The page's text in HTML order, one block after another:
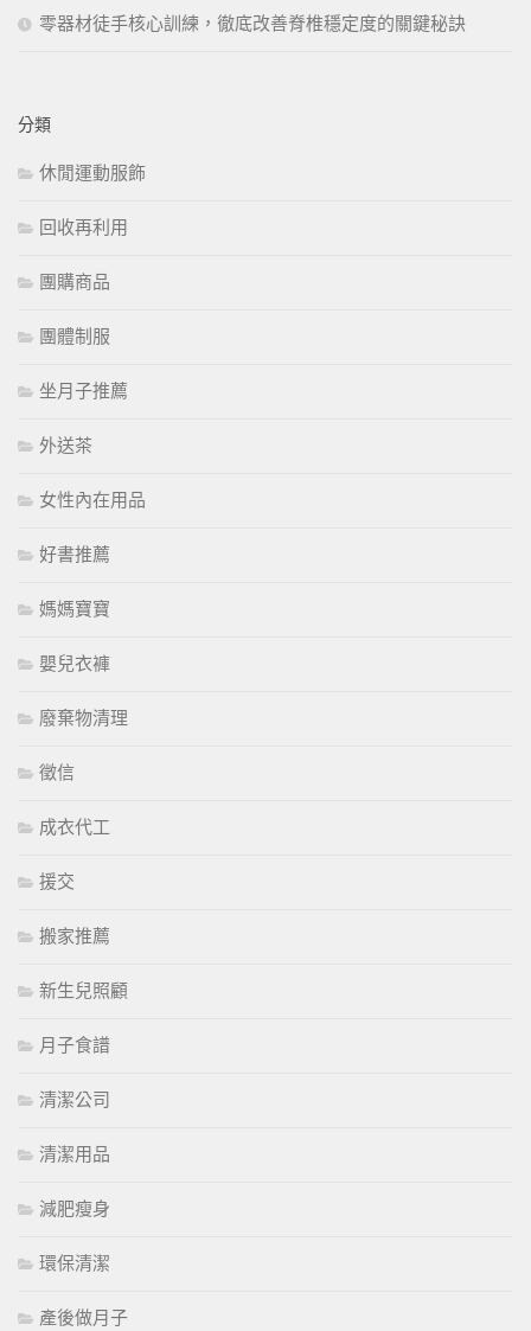
零器材徒手核心訓練，徹底改善脊椎穩定度的關鍵秘訣
分類
休閒運動服飾
回收再利用
團購商品
團體制服
坐月子推薦
外送茶
女性內在用品
好書推薦
媽媽寶寶
嬰兒衣褲
廢棄物清理
徵信
成衣代工
援交
搬家推薦
新生兒照顧
月子食譜
清潔公司
清潔用品
減肥瘦身
環保清潔
產後做月子